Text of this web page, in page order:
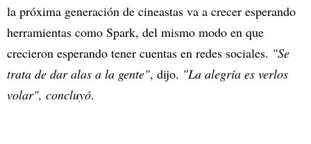
la próxima generación de cineastas va a crecer esperando
herramientas como Spark, del mismo modo en que
crecieron esperando tener cuentas en redes sociales. "Se
trata de dar alas a la gente", dijo. "La alegría es verlos
volar", concluyó.